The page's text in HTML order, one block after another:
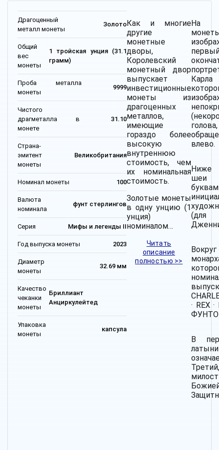
Драгоценный
металл монеты
Золото
Общий
вес
монеты
1 тройская унция (31.1
грамм)
Проба металла
монеты
9999
Чистого
драгметалла в
монете
31.10
Страна-
эмитент
монеты
Великобритания
Номинал монеты 100
Валюта
номинала
фунт стерлингов
Серия Мифы и легенды II
Год выпуска монеты 2023
Диаметр
монеты
32.69 мм
Качество
чеканки
монеты
Бриллиант
Анциркулейтед
Упаковка
монеты
капсула
Как и многие
другие
монетные
дворы,
Королевский
монетный двор
выпускает
инвестиционные
монеты из
драгоценных
металлов,
имеющие
гораздо более
высокую
внутреннюю
стоимость, чем
их номинальная
стоимость.
Золотые монеты
в одну унцию (1
унция)
номиналом…
Читать
описание
полностью >>
На
голова,
влево.
Ниже
шеи
(для
· REX
ФУНТОВ
В
Третий,